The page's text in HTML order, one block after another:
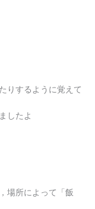
りするように覚えて
したよ
場所によって「飯